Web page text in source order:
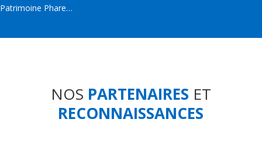
Patrimoine Phare…
NOS PARTENAIRES ET
RECONNAISSANCES